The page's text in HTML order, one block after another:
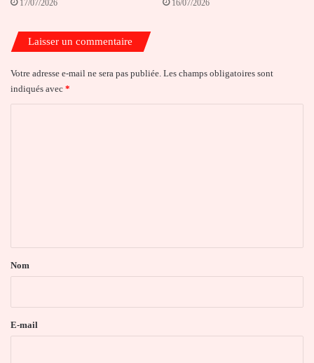
17/07/2026 16/07/2026
Laisser un commentaire
Votre adresse e-mail ne sera pas publiée. Les champs obligatoires sont
indiqués avec *
a
e
Nom
E-mail